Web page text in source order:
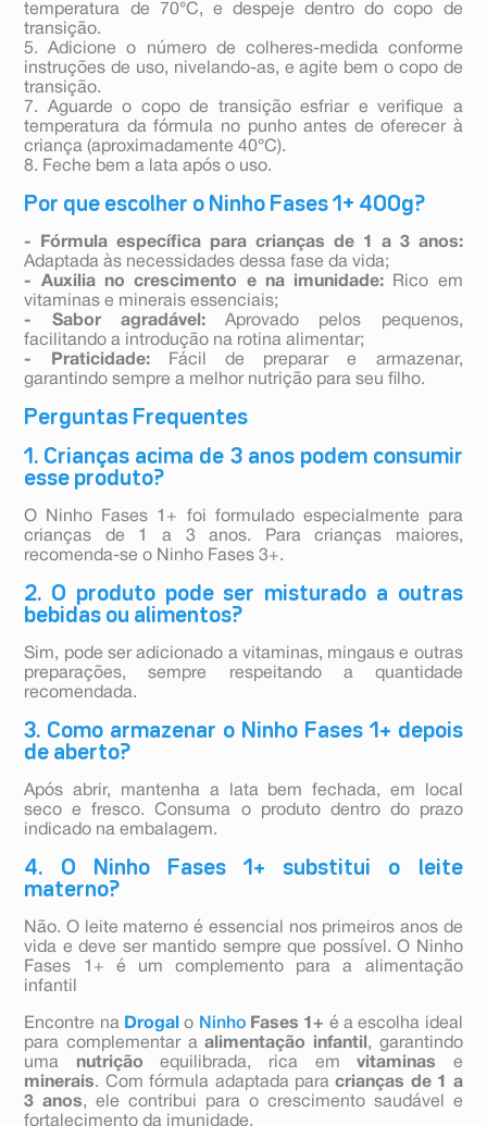
temperatura de 70°C, e despeje dentro do copo de
transição.
5. Adicione o número de colheres-medida conforme
instruções de uso, nivelando-as, e agite bem o copo de
transição.
7. Aguarde o copo de transição esfriar e verifique a
temperatura da fórmula no punho antes de oferecer à
criança (aproximadamente 40°C).
8. Feche bem a lata após o uso.
Por que escolher o Ninho Fases 1+ 400g?
- Fórmula específica para crianças de 1 a 3 anos:
Adaptada às necessidades dessa fase da vida;
- Auxilia no crescimento e na imunidade: Rico em
vitaminas e minerais essenciais;
- Sabor agradável:Aprovado pelos pequenos,
facilitando a introdução na rotina alimentar;
- Praticidade:Fácil de preparar e armazenar,
garantindo sempre a melhor nutrição para seu filho.
Perguntas Frequentes
1. Crianças acima de 3 anos podem consumir
esse produto?
O Ninho Fases 1+ foi formulado especialmente para
crianças de 1 a 3 anos. Para crianças maiores,
recomenda-se o Ninho Fases 3+.
2. O produto pode ser misturado a outras
bebidas ou alimentos?
Sim, pode ser adicionado a vitaminas, mingaus e outras
preparações, sempre respeitando a quantidade
recomendada.
3. Como armazenar o Ninho Fases 1+ depois
de aberto?
Após abrir, mantenha a lata bem fechada, em local
seco e fresco. Consuma o produto dentro do prazo
indicado na embalagem.
4. O Ninho Fases 1+ substitui o leite
materno?
Não. O leite materno é essencial nos primeiros anos de
vida e deve ser mantido sempre que possível. O Ninho
Fases 1+ é um complemento para a alimentação
infantil
Encontre na Drogal o NinhoFases 1+ é a escolha ideal
para complementar aalimentação infantil , garantindo
uma nutrição equilibrada, rica emvitaminas e
minerais. Com fórmula adaptada para crianças de 1 a
3 anos, ele contribui para o crescimento saudável e
fortalecimento da imunidade.